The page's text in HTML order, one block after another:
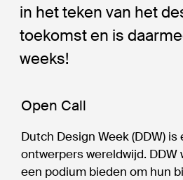
in het teken van het
toekomst en is
weeks!
Open Call
Dutch Design Week (DDW)
ontwerpers wereldwijd. DDW
een podium bieden om hun